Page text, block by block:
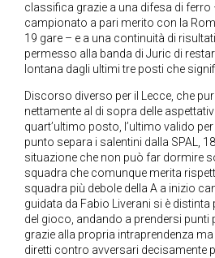
classifica grazie a una difesa di ferro
campionato a pari merito con la
19 gare – e a una continuità di
permesso alla banda di Juric di
lontana dagli ultimi tre posti che
Discorso diverso per il Lecce, che
nettamente al di sopra delle
quart’ultimo posto, l’ultimo valido
punto separa i salentini dalla SPAL,
situazione che non può far dormire
squadra che comunque merita
squadra più debole della A a inizio
guidata da Fabio Liverani si è
del gioco, andando a prendersi punti
grazie alla propria intraprendenza
diretti contro avversari decisamente